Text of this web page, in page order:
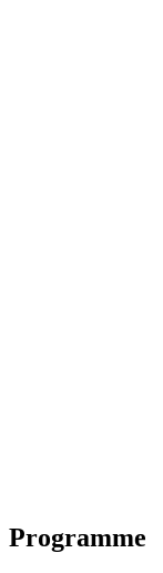
Programme